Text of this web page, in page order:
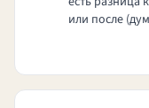
или после